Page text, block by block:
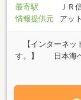
最寄駅
ＪＲ
情報提供元
アッ
【インターネッ
す。】 日本海ベ
区”に、街並みを
ました。 格安良